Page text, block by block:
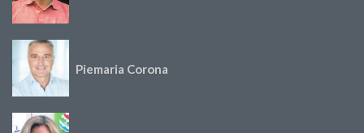
Piemaria Corona